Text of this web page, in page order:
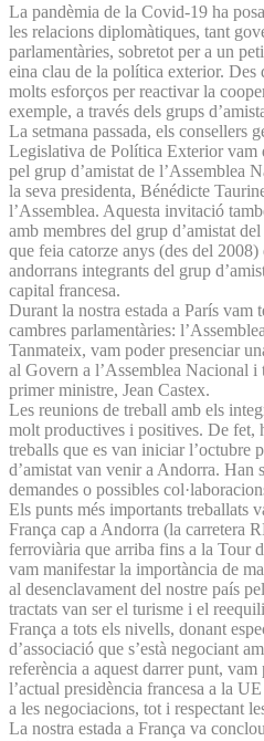
La pandèmia de la Covid-19 ha
les relacions diplomàtiques, tant
parlamentàries, sobretot per a un
eina clau de la política exterior. Des
molts esforços per reactivar la
exemple, a través dels grups
La setmana passada, els consellers
Legislativa de Política Exterior vam
pel grup d’amistat de l’Assemblea
la seva presidenta, Bénédicte
l’Assemblea. Aquesta invitació
amb membres del grup d’amistat
que feia catorze anys (des del 2008)
andorrans integrants del grup
capital francesa.
Durant la nostra estada a París vam
cambres parlamentàries:
Tanmateix, vam poder presenciar
al Govern a l’Assemblea Nacional i
primer ministre, Jean Castex.
Les reunions de treball amb els
molt productives i positives. De fet,
treballs que es van iniciar l’octubre
d’amistat van venir a Andorra. Han
demandes o possibles
Els punts més importants treballats
França cap a Andorra (la carretera
ferroviària que arriba fins a la Tour
vam manifestar la importància de
al desenclavament del nostre país
tractats van ser el turisme i el
França a tots els nivells, donant
d’associació que s’està negociant
referència a aquest darrer punt,
l’actual presidència francesa a la
a les negociacions, tot i respectant
La nostra estada a França va